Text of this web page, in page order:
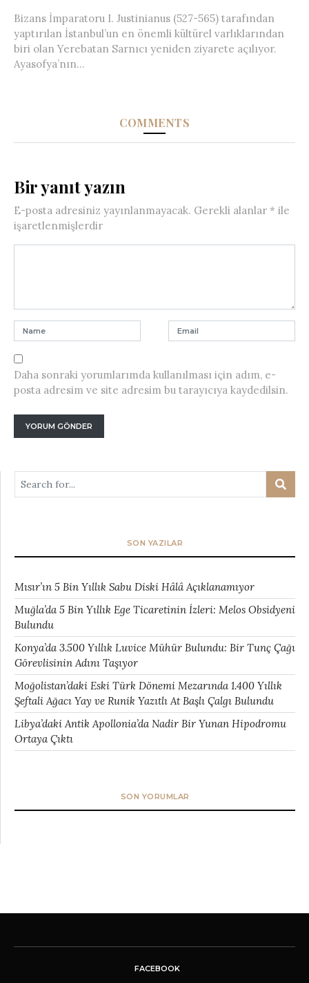
Bizans İmparatoru I. Justinianus (527-565) tarafından
yaptırılan İstanbul’un en önemli kültürel varlıklarından
biri olan Yerebatan Sarnıcı yeniden ziyarete açılıyor.
Ayasofya’nın...
COMMENTS
Bir yanıt yazın
E-posta adresiniz yayınlanmayacak. Gerekli alanlar * ile
işaretlenmişlerdir
Daha sonraki yorumlarımda kullanılması için adım, e-
posta adresim ve site adresim bu tarayıcıya kaydedilsin.
SON YAZILAR
Mısır’ın 5 Bin Yıllık Sabu Diski Hâlâ Açıklanamıyor
Muğla’da 5 Bin Yıllık Ege Ticaretinin İzleri: Melos Obsidyeni
Bulundu
Konya’da 3.500 Yıllık Luvice Mühür Bulundu: Bir Tunç Çağı
Görevlisinin Adını Taşıyor
Moğolistan’daki Eski Türk Dönemi Mezarında 1.400 Yıllık
Şeftali Ağacı Yay ve Runik Yazıtlı At Başlı Çalgı Bulundu
Libya’daki Antik Apollonia’da Nadir Bir Yunan Hipodromu
Ortaya Çıktı
SON YORUMLAR
FACEBOOK